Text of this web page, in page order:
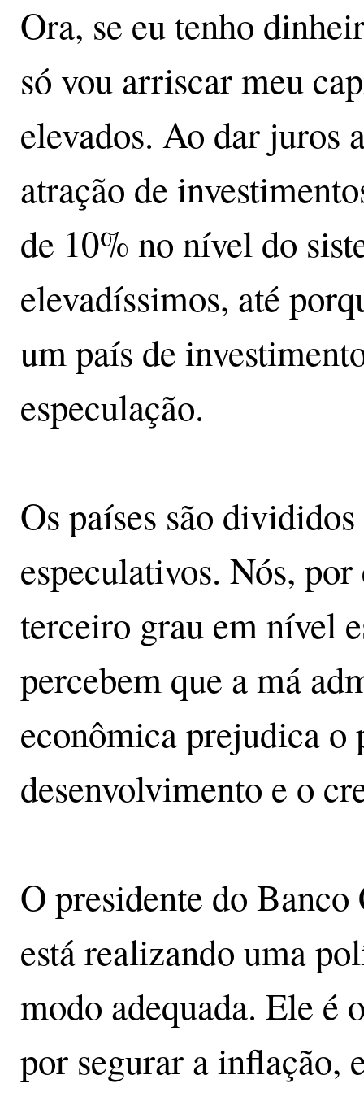
Ora, se eu tenho
só vou arriscar meu
elevados. Ao dar juros
atração de
de 10% no nível do
elevadíssimos, até
um país de
especulação.
Os países são
especulativos. Nós,
terceiro grau em nível
percebem que a má
econômica prejudica o
desenvolvimento e o
O presidente do
está realizando uma
modo adequada. Ele é
por segurar a inflação,